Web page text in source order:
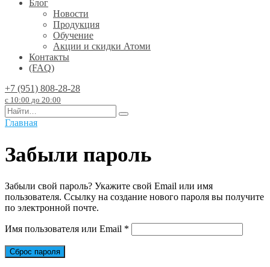
Блог
Новости
Продукция
Обучение
Акции и скидки Атоми
Контакты
(FAQ)
+7 (951) 808-28-28
с 10:00 до 20:00
Search
for:
Главная
Забыли пароль
Забыли свой пароль? Укажите свой Email или имя
пользователя. Ссылку на создание нового пароля вы получите
по электронной почте.
Имя пользователя или Email *
Сброс пароля